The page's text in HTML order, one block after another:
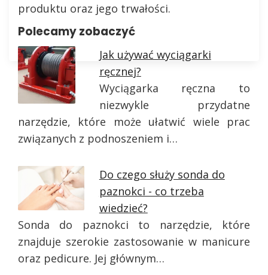
produktu oraz jego trwałości.
Polecamy zobaczyć
Jak używać wyciągarki
ręcznej?
Wyciągarka ręczna to
niezwykle przydatne
narzędzie, które może ułatwić wiele prac
związanych z podnoszeniem i…
Do czego służy sonda do
paznokci - co trzeba
wiedzieć?
Sonda do paznokci to narzędzie, które
znajduje szerokie zastosowanie w manicure
oraz pedicure. Jej głównym…